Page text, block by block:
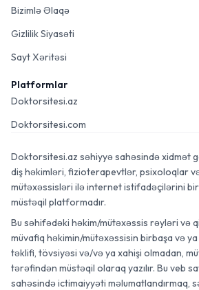
Bizimlə Əlaqə
Gizlilik Siyasəti
Sayt Xəritəsi
Platformlar
Doktorsitesi.az
Doktorsitesi.com
Doktorsitesi.az səhiyyə sahəsində xidmət
diş həkimləri, fizioterapevtlər, psixoloqlar
mütəxəssisləri ilə internet istifadəçilərini
müstəqil platformadır.
Bu səhifədəki həkim/mütəxəssis rəyləri və
müvafiq həkimin/mütəxəssisin birbaşa və ya
təklifi, tövsiyəsi və/və ya xahişi olmadan,
tərəfindən müstəqil olaraq yazılır. Bu veb
sahəsində ictimaiyyəti məlumatlandırmaq,